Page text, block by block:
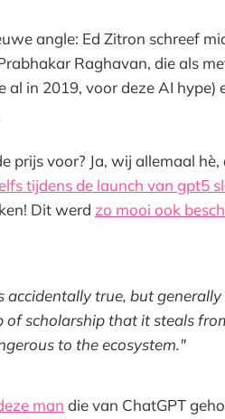
angle: Ed Zitron schreef
Raghavan, die als
al in 2019, voor deze AI hype)
prijs voor? Ja, wij allemaal
tijdens de launch van gpt5
Dit werd zo mooi ook
accidentally true, but
of scholarship that it steals
to the ecosystem."
man die van ChatGPT